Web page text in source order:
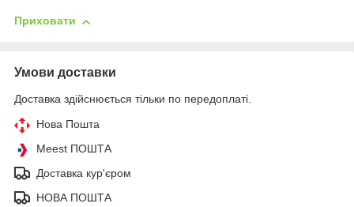
Приховати
Умови доставки
Доставка здійснюється тільки по передоплаті.
Нова Пошта
Meest ПОШТА
Доставка кур'єром
НОВА ПОШТА